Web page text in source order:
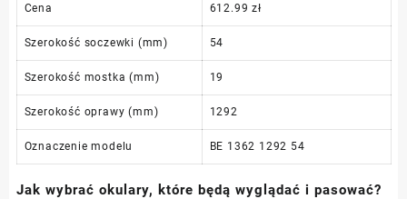
Cena 612.99 zł
Szerokość soczewki (mm) 54
Szerokość mostka (mm) 19
Szerokość oprawy (mm) 1292
Oznaczenie modelu BE 1362 1292 54
Jak wybrać okulary, które będą wyglądać i pasować?